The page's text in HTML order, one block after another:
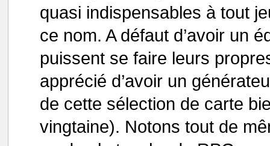
quasi indispensables à tout
ce nom. A défaut d’avoir un
puissent se faire leurs
apprécié d’avoir un
de cette sélection de carte
vingtaine). Notons tout de